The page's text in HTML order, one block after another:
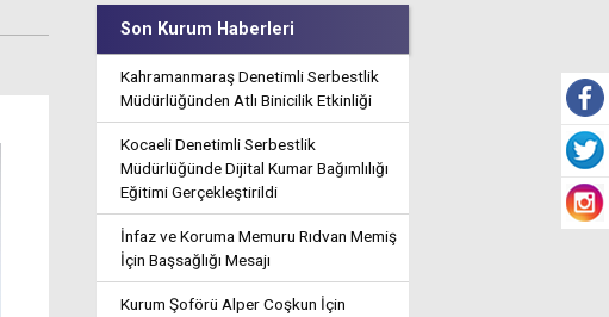
Son Kurum Haberleri
Kahramanmaraş Denetimli Serbestlik
Müdürlüğünden Atlı Binicilik Etkinliği
Kocaeli Denetimli Serbestlik
Müdürlüğünde Dijital Kumar Bağımlılığı
Eğitimi Gerçekleştirildi
İnfaz ve Koruma Memuru Rıdvan Memiş
İçin Başsağlığı Mesajı
Kurum Şoförü Alper Coşkun İçin